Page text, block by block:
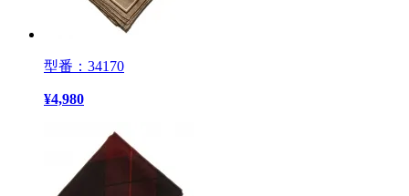
型番：34170
¥4,980